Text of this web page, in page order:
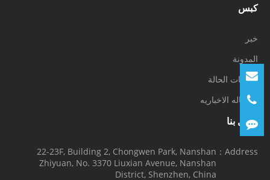
كبس
خبر
المدونة
دراسات الحالة
الرساله الاخباريه
اتصل بنا
Address：
22-23F, Building 2, Chongwen Park, Nanshan
Zhiyuan, No. 3370 Liuxian Avenue, Nanshan
District, Shenzhen, China